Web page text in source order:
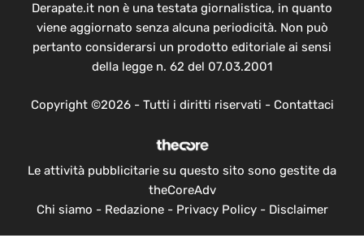
Derapate.it non è una testata giornalistica, in quanto
viene aggiornato senza alcuna periodicità. Non può
pertanto considerarsi un prodotto editoriale ai sensi
della legge n. 62 del 07.03.2001
Copyright ©2026 - Tutti i diritti riservati - Contattaci
Le attività pubblicitarie su questo sito sono gestite da
theCoreAdv
Chi siamo - Redazione- Privacy Policy- Disclaimer